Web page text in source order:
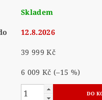
Skladem
12.8.2026
39 999 Kč
6 009 Kč (–15 %)